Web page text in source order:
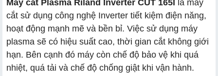
Máy cắt Plasma Riland Inverter CUT 165I là máy
cắt sử dụng công nghệ Inverter tiết kiệm điện năng,
hoạt động mạnh mẽ và bền bỉ. Việc sử dụng máy
plasma sẽ có hiệu suất cao, thời gian cắt không giới
hạn. Bên cạnh đó máy còn chế độ bảo vệ khi quá
nhiệt, quá tải và chế độ chống giật khi vận hành.